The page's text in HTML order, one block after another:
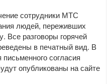
сотрудники МТС
людей, переживших
Все разговоры горячей
в печатный вид. В
согласия
опубликованы на сайте